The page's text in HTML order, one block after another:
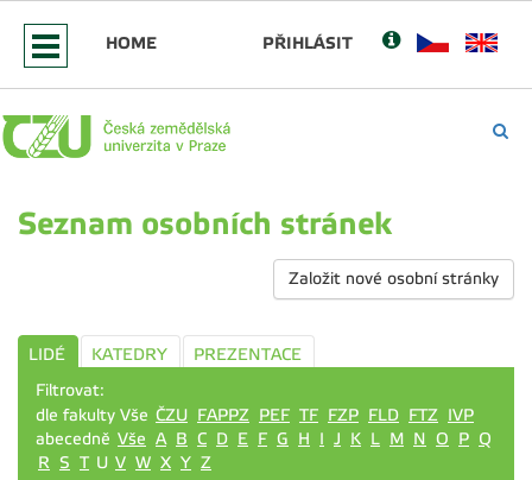
HOME PŘIHLÁSIT
Seznam osobních stránek
Založit nové osobní stránky
LIDÉ KATEDRY
PREZENTACE
Filtrovat:
dle fakulty Vše ČZU FAPPZ PEF TF FZP FLD FTZ IVP
abecedně Vše A B C D E F G H I J K L M N O P Q
R S T U V W X Y Z